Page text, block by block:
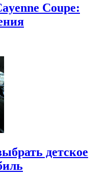
Coupe:
детское